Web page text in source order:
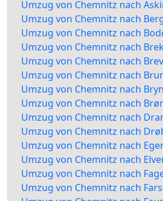
Umzug von Chemnitz nach
Umzug von Chemnitz nach
Umzug von Chemnitz nach
Umzug von Chemnitz nach
Umzug von Chemnitz nach
Umzug von Chemnitz nach
Umzug von Chemnitz nach
Umzug von Chemnitz nach
Umzug von Chemnitz nach
Umzug von Chemnitz nach
Umzug von Chemnitz nach
Umzug von Chemnitz nach
Umzug von Chemnitz nach
Umzug von Chemnitz nach